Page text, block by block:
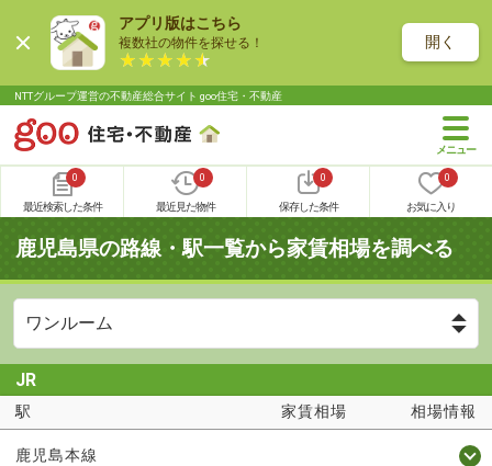
アプリ版はこちら
複数社の物件を探せる！ 開く
NTTグループ運営の不動産総合サイト goo住宅・不動産
0
最近検索した条件
0
最近見た物件
0
保存した条件
0
お気に入り
鹿児島県の路線・駅一覧から家賃相場を調べる
JR
駅 家賃相場 相場情報
鹿児島本線